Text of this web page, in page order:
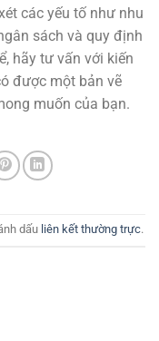
các yếu tố như nhu
sách và quy định
hãy tư vấn với kiến
được một bản vẽ
muốn của bạn.
dấu liên kết thường trực.